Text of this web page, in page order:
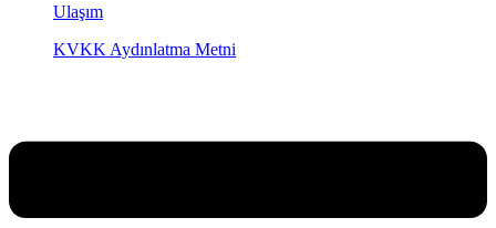
Ulaşım
KVKK Aydınlatma Metni